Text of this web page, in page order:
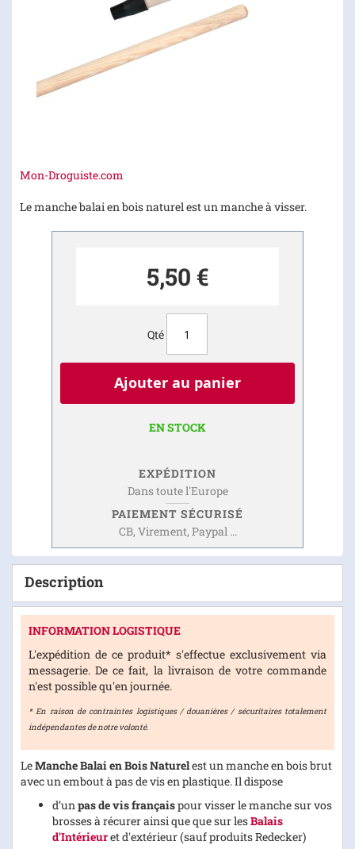
Mon-Droguiste.com
Le manche balai en bois naturel est un manche à visser.
5,50 €
Qté
Ajouter au panier
EN STOCK
EXPÉDITION
Dans toute l'Europe
PAIEMENT SÉCURISÉ
CB, Virement, Paypal ...
Skip
the
Description
INFORMATION LOGISTIQUE
L'expédition de ce produit* s'effectue exclusivement via
messagerie. De ce fait, la livraison de votre commande
n'est possible qu'en journée.
* En raison de contraintes logistiques / douanières / sécuritaires totalement
indépendantes de notre volonté.
LeManche Balai en Bois Naturelest un manche en bois brut
avec un embout à pas de vis en plastique. Il dispose
d’unpas de vis françaispour visser le manche sur vos
brosses à récurer ainsi que que sur lesBalais
d'Intérieuret d'extérieur (sauf produits Redecker)